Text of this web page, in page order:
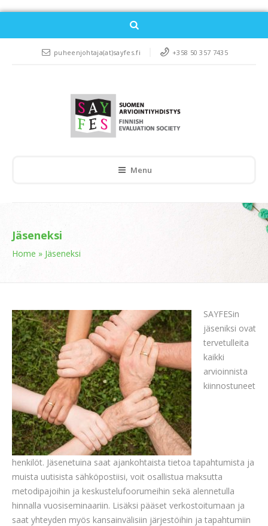
puheenjohtaja(at)sayfes.fi +358 50 357 7435
Menu
Jäseneksi
Home » Jäseneksi
SAYFESin
jäseniksi ovat
tervetulleita
kaikki
arvioinnista
kiinnostuneet
henkilöt. Jäsenetuina saat ajankohtaista tietoa tapahtumista ja
muista uutisista sähköpostiisi, voit osallistua maksutta
metodipajoihin ja keskustelufoorumeihin sekä alennetulla
hinnalla vuosiseminaariin. Lisäksi pääset verkostoitumaan ja
saat yhteyden myös kansainvälisiin järjestöihin ja tapahtumiin